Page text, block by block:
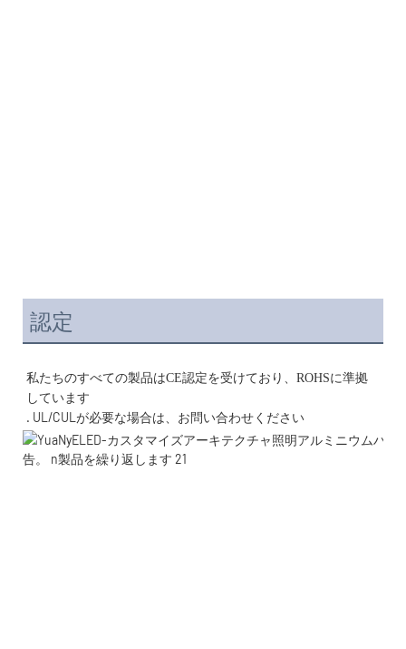
認定
私たちのすべての製品はCE認定を受けており、ROHSに準拠
. UL/CULが必要な場合は、お問い合わせください